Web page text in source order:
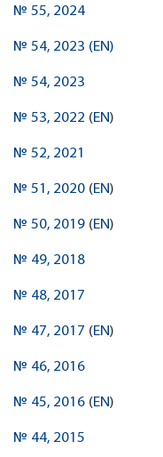
№ 55, 2024
№ 54, 2023 (EN)
№ 54, 2023
№ 53, 2022 (EN)
№ 52, 2021
№ 51, 2020 (EN)
№ 50, 2019 (EN)
№ 49, 2018
№ 48, 2017
№ 47, 2017 (EN)
№ 46, 2016
№ 45, 2016 (EN)
№ 44, 2015